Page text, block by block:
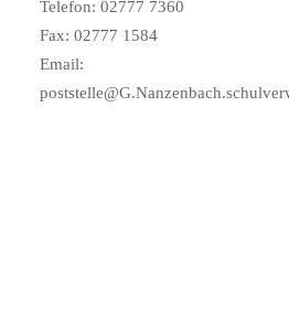
Telefon: 02777 7360
Fax: 02777 1584
Email: